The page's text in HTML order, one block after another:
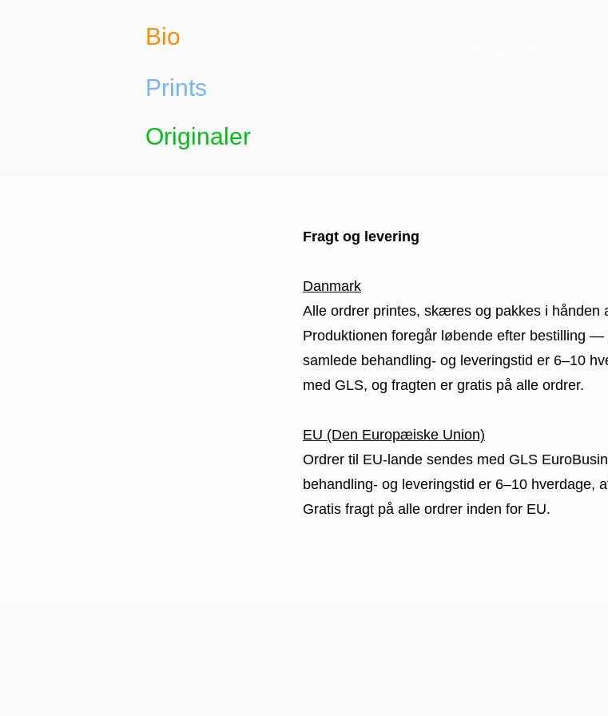
Bio
Prints
Originaler
Fragt og levering
Danmark
Alle ordrer printes, skæres og pakkes i hånden
Produktionen foregår løbende efter bestilling —
samlede behandling- og leveringstid er 6–10
med GLS, og fragten er gratis på alle ordrer.
EU (Den Europæiske Union)
Ordrer til EU-lande sendes med GLS
behandling- og leveringstid er 6–10 hverdage,
Gratis fragt på alle ordrer inden for EU.